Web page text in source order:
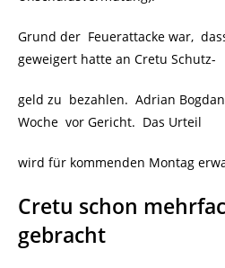
Grund der Feuerattacke war,
geweigert hatte an Cretu Schutz-
geld zu bezahlen. Adrian
Woche vor Gericht. Das Urteil
wird für kommenden Montag
Cretu schon
gebracht